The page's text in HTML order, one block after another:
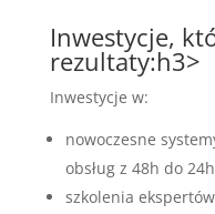
Inwestycje,
rezultaty:h3>
Inwestycje w:
nowoczesne
obsług z 48h do
szkolenia